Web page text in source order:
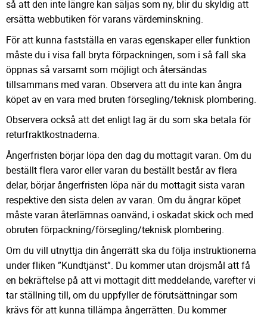
så att den inte längre kan säljas som ny, blir du skyldig att
ersätta webbutiken för varans värdeminskning.
För att kunna fastställa en varas egenskaper eller funktion
måste du i visa fall bryta förpackningen, som i så fall ska
öppnas så varsamt som möjligt och återsändas
tillsammans med varan. Observera att du inte kan ångra
köpet av en vara med bruten försegling/teknisk plombering.
Observera också att det enligt lag är du som ska betala för
returfraktkostnaderna.
Ångerfristen börjar löpa den dag du mottagit varan. Om du
beställt flera varor eller varan du beställt består av flera
delar, börjar ångerfristen löpa när du mottagit sista varan
respektive den sista delen av varan. Om du ångrar köpet
måste varan återlämnas oanvänd, i oskadat skick och med
obruten förpackning/försegling/teknisk plombering.
Om du vill utnyttja din ångerrätt ska du följa instruktionerna
under fliken ”Kundtjänst”. Du kommer utan dröjsmål att få
en bekräftelse på att vi mottagit ditt meddelande, varefter vi
tar ställning till, om du uppfyller de förutsättningar som
krävs för att kunna tillämpa ångerrätten. Du kommer